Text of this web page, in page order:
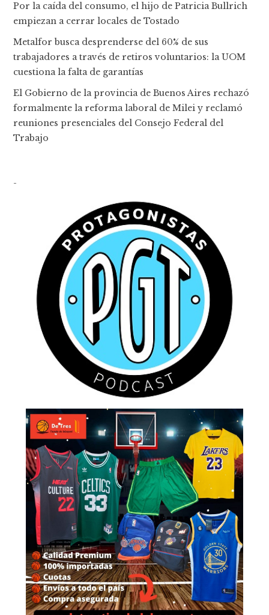
Por la caída del consumo, el hijo de Patricia Bullrich
empiezan a cerrar locales de Tostado
Metalfor busca desprenderse del 60% de sus
trabajadores a través de retiros voluntarios: la UOM
cuestiona la falta de garantías
El Gobierno de la provincia de Buenos Aires rechazó
formalmente la reforma laboral de Milei y reclamó
reuniones presenciales del Consejo Federal del
Trabajo
-